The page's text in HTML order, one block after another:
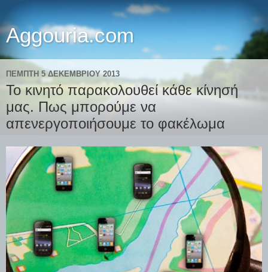
Aggouria.com
ΠΈΜΠΤΗ 5 ΔΕΚΕΜΒΡΊΟΥ 2013
Το κινητό παρακολουθεί κάθε κίνησή
μας. Πως μπορούμε να
απενεργοποιήσουμε το φακέλωμα